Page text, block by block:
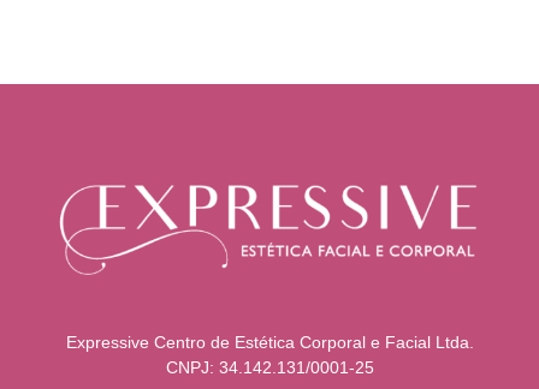
Expressive Centro de Estética Corporal e Facial Ltda.
CNPJ: 34.142.131/0001-25